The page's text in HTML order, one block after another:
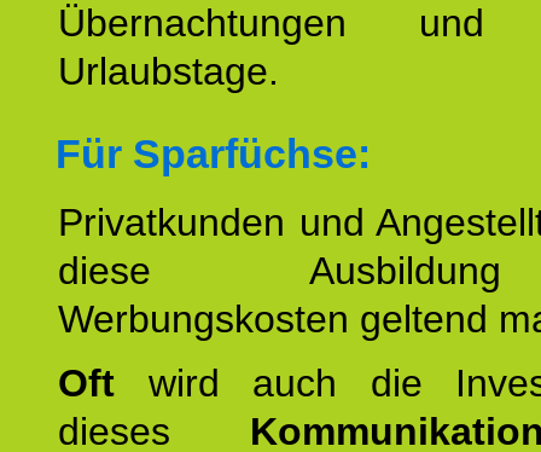
Übernachtungen und
Urlaubstage.
Für Sparfüchse:
Privatkunden und
diese
Werbungskosten geltend
Oft wird auch die
dieses